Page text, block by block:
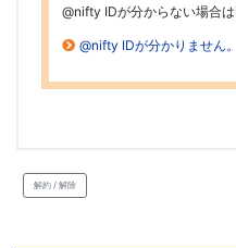
@nifty IDが分からない場合
@nifty IDが分かりません。
解約 / 解除